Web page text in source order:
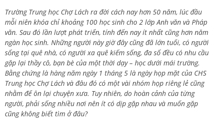
Trường Trung học Chợ Lách ra đời cách nay hơn 50 năm, lúc đầu
mỗi niên khóa chỉ khoảng 100 học sinh cho 2 lớp Anh văn và Pháp
văn. Sau đó lần lượt phát triển, tính đến nay ít nhất cũng hơn năm
ngàn học sinh. Những người này giờ đây cũng đã lớn tuổi, có người
sống tại quê nhà, có người xa quê kiếm sống, đa số đều có nhu cầu
gặp lại thầy cô, bạn bè của một thời dạy – học dưới mái trường.
Bằng chứng là hàng năm ngày 1 tháng 5 là ngày họp mặt của CHS
Trung học Chợ Lách và đâu đó có một vài nhóm họp riêng lẻ cũng
nhằm để ôn lại chuyện xưa. Tuy nhiên, do hoàn cảnh của từng
người, phải sống nhiều nơi nên ít có dịp gặp nhau và muốn gặp
cũng không biết tìm ở đâu?